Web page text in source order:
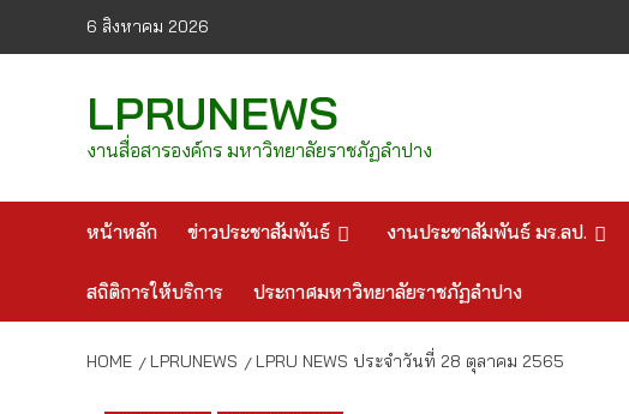
6 สิงหาคม 2026
LPRUNEWS
งานสื่อสารองค์กร มหาวิทยาลัยราชภัฏลำปาง
หน้าหลัก ข่าวประชาสัมพันธ์ งานประชาสัมพันธ์ มร.ลป.
สถิติการให้บริการ ประกาศมหาวิทยาลัยราชภัฏลำปาง
HOME LPRUNEWS LPRU NEWS ประจำวันที่ 28 ตุลาคม 2565